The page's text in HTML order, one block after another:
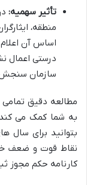
تأثیر سهمیه:
منطقه،
اساس آن
درستی اعمال
سازمان سنجش
مطالعه دقیق تمامی
به شما کمک می
بتوانید برای سال
نقاط قوت و ضعف
کارنامه حکم مجوز